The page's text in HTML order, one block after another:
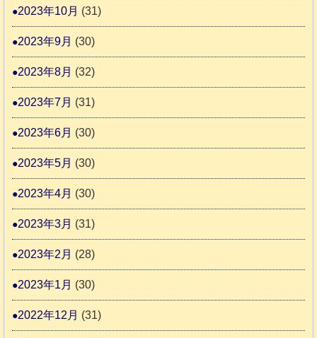
2023年10月 (31)
2023年9月 (30)
2023年8月 (32)
2023年7月 (31)
2023年6月 (30)
2023年5月 (30)
2023年4月 (30)
2023年3月 (31)
2023年2月 (28)
2023年1月 (30)
2022年12月 (31)